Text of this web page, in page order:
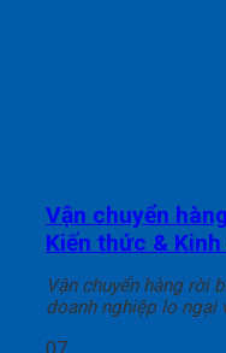
Vận chuyển
Kiến thức &
Vận chuyển hàng rời
doanh nghiệp lo ngại